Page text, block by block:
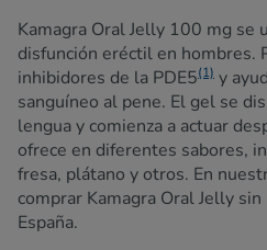
Kamagra Oral Jelly 100 mg se
disfunción eréctil en hombres.
inhibidores de la PDE5(1) y
sanguíneo al pene. El gel se
lengua y comienza a actuar
ofrece en diferentes sabores,
fresa, plátano y otros. En
comprar Kamagra Oral Jelly
España.